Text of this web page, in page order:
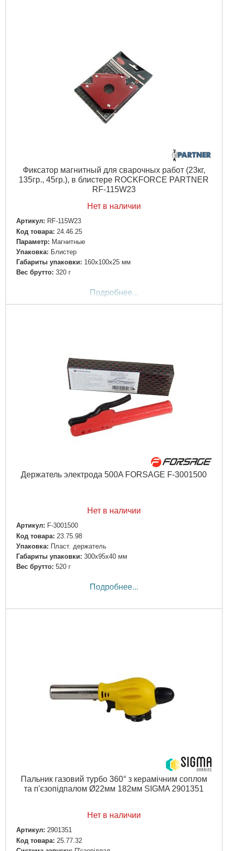
Фиксатор магнитный для сварочных работ (23кг,
135гр., 45гр.), в блистере ROCKFORCE PARTNER
RF-115W23
Нет в наличии
Артикул: RF-115W23
Код товара: 24.46.25
Параметр: Магнитные
Упаковка: Блистер
Габариты упаковки: 160x100x25 мм
Вес брутто: 320 г
Подробнее...
Держатель электрода 500A FORSAGE F-3001500
Нет в наличии
Артикул: F-3001500
Код товара: 23.75.98
Упаковка: Пласт. держатель
Габариты упаковки: 300x95x40 мм
Вес брутто: 520 г
Подробнее...
Пальник газовий турбо 360° з керамічним соплом
та п'єзопідпалом Ø22мм 182мм SIGMA 2901351
Нет в наличии
Артикул: 2901351
Код товара: 25.77.32